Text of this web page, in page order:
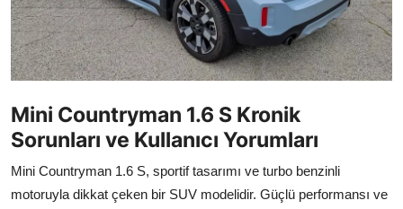
Sürüş & Güvenlik
Lastik & Jant
LPG & Yakıt
Elektrik & Akü
Mini Countryman 1.6 S Kronik
Sorunları ve Kullanıcı Yorumları
Mini Countryman 1.6 S, sportif tasarımı ve turbo benzinli
motoruyla dikkat çeken bir SUV modelidir. Güçlü performansı ve